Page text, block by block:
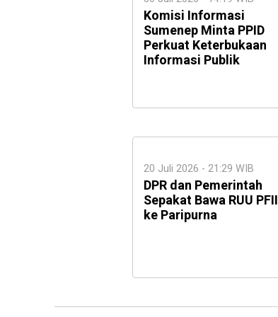
Komisi Informasi
Sumenep Minta PPID
Perkuat Keterbukaan
Informasi Publik
20 Juli 2026 - 21:29 WIB
DPR dan Pemerintah
Sepakat Bawa RUU PFII
ke Paripurna